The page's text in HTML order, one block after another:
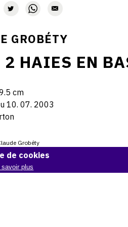
GROBÉTY
HAIES EN
cm
10. 07. 2003
Grobéty
d'information
de cookies
savoir plus